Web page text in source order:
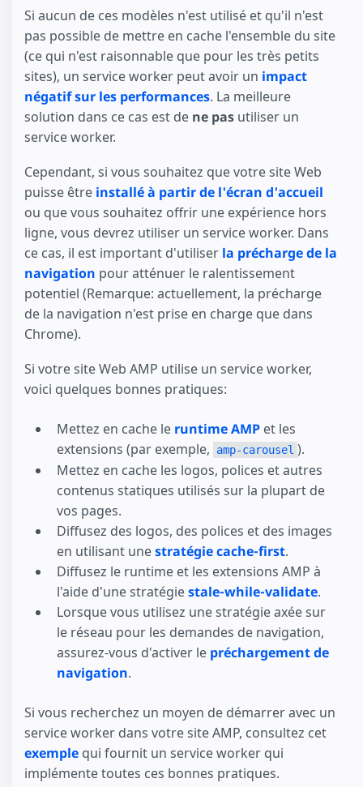
Si aucun de ces modèles n'est utilisé et qu'il n'est
pas possible de mettre en cache l'ensemble du site
(ce qui n'est raisonnable que pour les très petits
sites), un service worker peut avoir un impact
négatif sur les performances. La meilleure
solution dans ce cas est de ne pas utiliser un
service worker.
Cependant, si vous souhaitez que votre site Web
puisse être installé à partir de l'écran d'accueil
ou que vous souhaitez offrir une expérience hors
ligne, vous devrez utiliser un service worker. Dans
ce cas, il est important d'utiliser la précharge de la
navigation pour atténuer le ralentissement
potentiel (Remarque: actuellement, la précharge
de la navigation n'est prise en charge que dans
Chrome).
Si votre site Web AMP utilise un service worker,
voici quelques bonnes pratiques:
Mettez en cache le runtime AMP et les
extensions (par exemple,
amp-carousel ).
Mettez en cache les logos, polices et autres
contenus statiques utilisés sur la plupart de
vos pages.
Diffusez des logos, des polices et des images
en utilisant unestratégie cache-first.
Diffusez le runtime et les extensions AMP à
l'aide d'une stratégiestale-while-validate.
Lorsque vous utilisez une stratégie axée sur
le réseau pour les demandes de navigation,
assurez-vous d'activer le préchargement de
navigation.
Si vous recherchez un moyen de démarrer avec un
service worker dans votre site AMP, consultez cet
exemple qui fournit un service worker qui
implémente toutes ces bonnes pratiques.